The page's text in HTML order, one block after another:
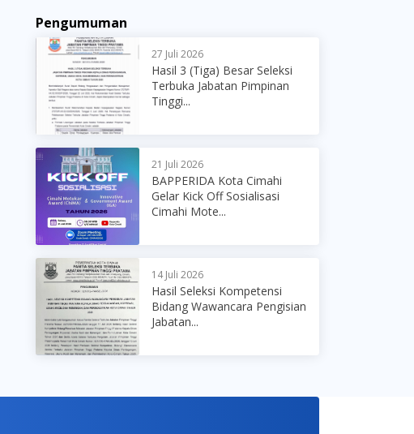
Pengumuman
27 Juli 2026
Hasil 3 (Tiga) Besar Seleksi
Terbuka Jabatan Pimpinan
Tinggi...
21 Juli 2026
BAPPERIDA Kota Cimahi
Gelar Kick Off Sosialisasi
Cimahi Mote...
14 Juli 2026
Hasil Seleksi Kompetensi
Bidang Wawancara Pengisian
Jabatan...